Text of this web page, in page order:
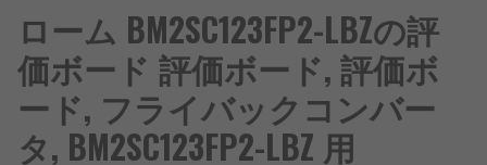
ローム BM2SC123FP2-LBZの評
価ボード 評価ボード, 評価ボ
ード, フライバックコンバー
タ, BM2SC123FP2-LBZ 用